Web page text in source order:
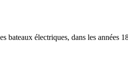
bateaux électriques, dans les années